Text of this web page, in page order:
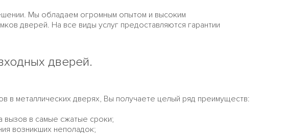
Мы обладаем огромным опытом и высоким
дверей. На все виды услуг предоставляются гарантии
дверей.
в металлических дверях, Вы получаете целый ряд преимуществ:
вызов в самые сжатые сроки;
возникших неполадок;